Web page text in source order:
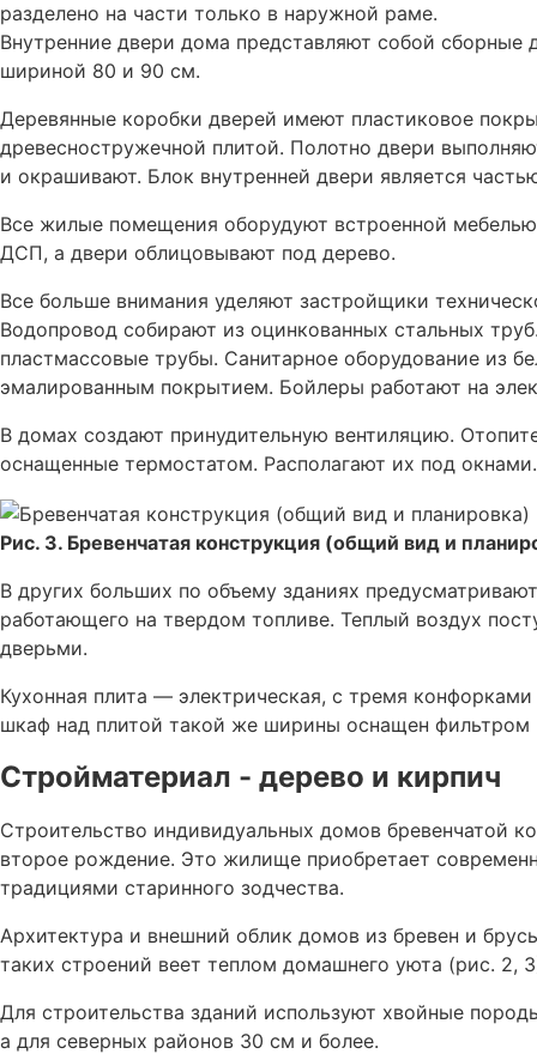
разделено на части только в наружной раме.
Внутренние двери дома представляют собой
шириной 80 и 90 см.
Деревянные коробки дверей имеют пластиковое
древесностружечной плитой. Полотно двери
и окрашивают. Блок внутренней двери является
Все жилые помещения оборудуют встроенной
ДСП, а двери облицовывают под дерево.
Все больше внимания уделяют застройщики
Водопровод собирают из оцинкованных стальных
пластмассовые трубы. Санитарное оборудование из
эмалированным покрытием. Бойлеры работают на
В домах создают принудительную вентиляцию.
оснащенные термостатом. Располагают их под окнами.
Рис. 3. Бревенчатая конструкция (общий вид и
В других больших по объему зданиях
работающего на твердом топливе. Теплый воздух
дверьми.
Кухонная плита — электрическая, с тремя
шкаф над плитой такой же ширины оснащен фильтром
Стройматериал - дерево и кирпич
Строительство индивидуальных домов бревенчатой
второе рождение. Это жилище приобретает
традициями старинного зодчества.
Архитектура и внешний облик домов из бревен и
таких строений веет теплом домашнего уюта (рис. 2,
Для строительства зданий используют хвойные
а для северных районов 30 см и более.